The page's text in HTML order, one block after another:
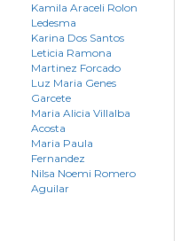
Kamila Araceli Rolon
Ledesma
Karina Dos Santos
Leticia Ramona
Martinez Forcado
Luz Maria Genes
Garcete
Maria Alicia Villalba
Acosta
Maria Paula
Fernandez
Nilsa Noemi Romero
Aguilar